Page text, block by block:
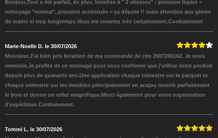
Bonjour,Tout a été parfait, de plus, bombes à " 2 vitesses" : pression légère =
nettoyage "normal", pression accentuée = ça dépote !! mais attention aux givres
de mains si trop longtemps.Vous me reverrez très certainement.Cordialement
Marie-Noelle D. le 30/07/2026
Monsieur,J'ai bien pris livraison de ma commande de cire 2607206162. Je vous
remercie.Je profite de ce message pour vous confirmer que j'utilise votre produit
depuis plus de quarante ans.Une application chaque trimestre sur le parquet et
chaque semestre sur les meubles principalement en acajou nourrit parfaitement
le bois et donne un reflet magnifique.Merci également pour votre organisation
d'expédition.Cordialement.
Tommi L. le 30/07/2026